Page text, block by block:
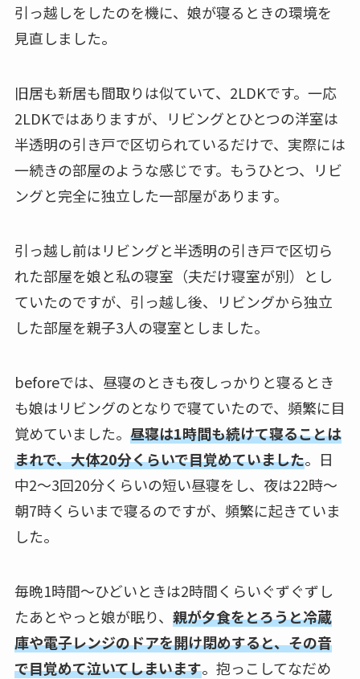
引っ越しをしたのを機に、娘が寝るときの環境を
見直しました。
旧居も新居も間取りは似ていて、2LDKです。一応
2LDKではありますが、リビングとひとつの洋室は
半透明の引き戸で区切られているだけで、実際には
一続きの部屋のような感じです。もうひとつ、リビ
ングと完全に独立した一部屋があります。
引っ越し前はリビングと半透明の引き戸で区切ら
れた部屋を娘と私の寝室（夫だけ寝室が別）とし
ていたのですが、引っ越し後、リビングから独立
した部屋を親子3人の寝室としました。
beforeでは、昼寝のときも夜しっかりと寝るとき
も娘はリビングのとなりで寝ていたので、頻繁に目
覚めていました。 昼寝は1時間も続けて寝ることは
まれで、大体20分くらいで目覚めていました。日
中2～3回20分くらいの短い昼寝をし、夜は22時～
朝7時くらいまで寝るのですが、頻繁に起きていま
した。
毎晩1時間～ひどいときは2時間くらいぐずぐずし
たあとやっと娘が眠り、 親が夕食をとろうと冷蔵
庫や電子レンジのドアを開け閉めすると、その音
で目覚めて泣いてしまいます。抱っこしてなだめ